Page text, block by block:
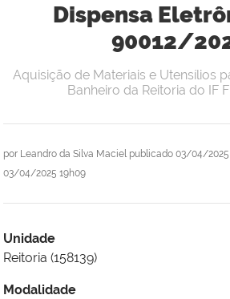
Dispensa
90012/
por Leandro da Silva Maciel publicado 03/04/2025
03/04/2025 19h09
Aquisição de Materiais e Utensílios
Banheiro da Reitoria do IF
Unidade
Reitoria (158139)
Modalidade